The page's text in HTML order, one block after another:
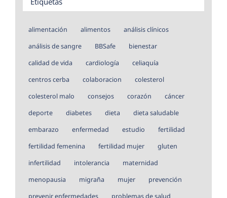
alimentación alimentos
análisis clínicos
análisis de sangre
BBSafe
bienestar
calidad de vida
cardiología
celiaquía
centros cerba
colaboracion
colesterol
colesterol malo
consejos corazón
cáncer
deporte
diabetes dieta
dieta saludable
embarazo
enfermedad estudio
fertilidad
fertilidad femenina
fertilidad mujer
gluten
infertilidad
intolerancia
maternidad
menopausia
migraña mujer
prevención
prevenir enfermedades
problemas de salud